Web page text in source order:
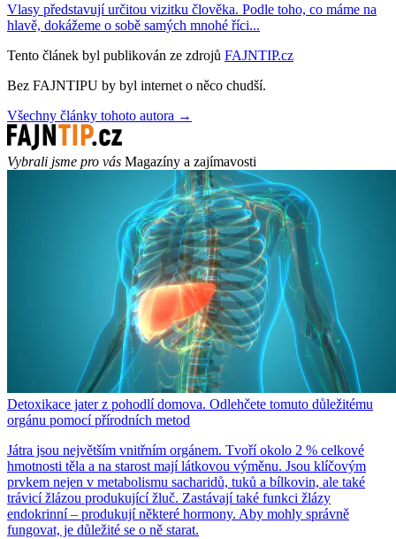
Vlasy představují určitou vizitku člověka. Podle toho, co máme na
hlavě, dokážeme o sobě samých mnohé říci...
Tento článek byl publikován ze zdrojů FAJNTIP.cz
Bez FAJNTIPU by byl internet o něco chudší.
Všechny články tohoto autora →
Vybrali jsme pro vás Magazíny a zajímavosti
Detoxikace jater z pohodlí domova. Odlehčete tomuto důležitému
orgánu pomocí přírodních metod
Játra jsou největším vnitřním orgánem. Tvoří okolo 2 % celkové
hmotnosti těla a na starost mají látkovou výměnu. Jsou klíčovým
prvkem nejen v metabolismu sacharidů, tuků a bílkovin, ale také
trávicí žlázou produkující žluč. Zastávají také funkci žlázy
endokrinní – produkují některé hormony. Aby mohly správně
fungovat, je důležité se o ně starat.